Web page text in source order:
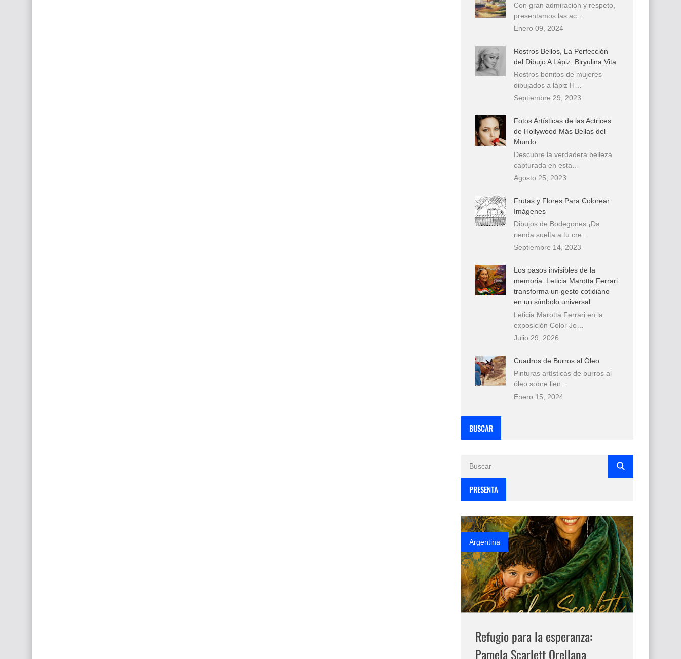
Con gran admiración y respeto,
presentamos las ac…
Enero 09, 2024
Rostros Bellos, La Perfección
del Dibujo A Lápiz, Biryulina Vita
Rostros bonitos de mujeres
dibujados a lápiz H…
Septiembre 29, 2023
Fotos Artísticas de las Actrices
de Hollywood Más Bellas del
Mundo
Descubre la verdadera belleza
capturada en esta…
Agosto 25, 2023
Frutas y Flores Para Colorear
Imágenes
Dibujos de Bodegones ¡Da
rienda suelta a tu cre…
Septiembre 14, 2023
Los pasos invisibles de la
memoria: Leticia Marotta Ferrari
transforma un gesto cotidiano
en un símbolo universal
Leticia Marotta Ferrari en la
exposición Color Jo…
Julio 29, 2026
Cuadros de Burros al Óleo
Pinturas artísticas de burros al
óleo sobre lien…
Enero 15, 2024
BUSCAR
PRESENTA
Argentina
Refugio para la esperanza:
Pamela Scarlett Orellana